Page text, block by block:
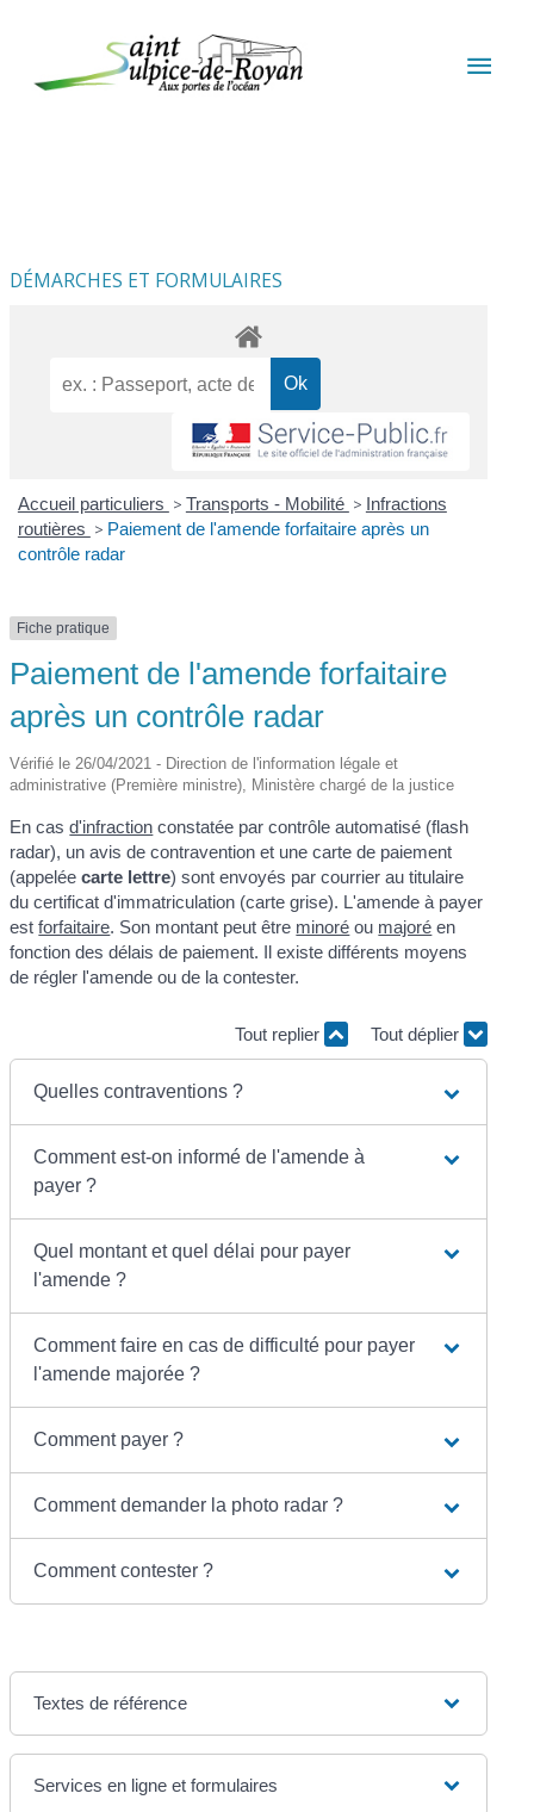
DÉMARCHES ET FORMULAIRES
Accueil particuliers > Transports - Mobilité > Infractions
routières > Paiement de l'amende forfaitaire après un
contrôle radar
Fiche pratique
Paiement de l'amende forfaitaire
après un contrôle radar
Vérifié le 26/04/2021 - Direction de l'information légale et
administrative (Première ministre), Ministère chargé de la justice
En casd'infraction constatée par contrôle automatisé (flash
radar), un avis de contravention et une carte de paiement
(appeléecarte lettre) sont envoyés par courrier au titulaire
du certificat d'immatriculation (carte grise). L'amende à payer
estforfaitaire. Son montant peut être minoré ou majoré en
fonction des délais de paiement. Il existe différents moyens
de régler l'amende ou de la contester.
Tout replier Tout déplier
Quelles contraventions ?
Comment est-on informé de l'amende à
payer ?
Quel montant et quel délai pour payer
l'amende ?
Comment faire en cas de difficulté pour payer
l'amende majorée ?
Comment payer ?
Comment demander la photo radar ?
Comment contester ?
Textes de référence
Services en ligne et formulaires